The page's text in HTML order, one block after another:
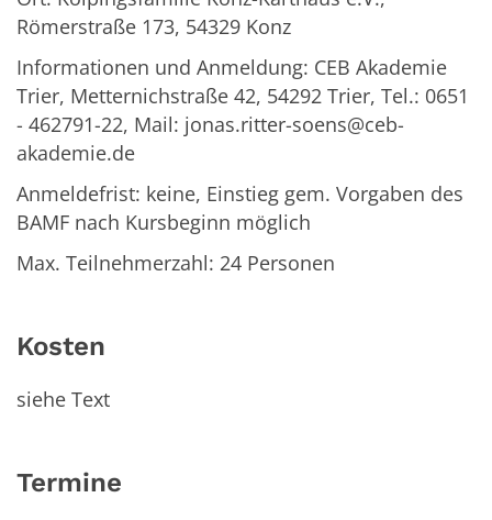
Römerstraße 173, 54329 Konz
Informationen und Anmeldung: CEB Akademie
Trier, Metternichstraße 42, 54292 Trier, Tel.: 0651
- 462791-22, Mail: jonas.ritter-soens@ceb-
akademie.de
Anmeldefrist: keine, Einstieg gem. Vorgaben des
BAMF nach Kursbeginn möglich
Max. Teilnehmerzahl: 24 Personen
Kosten
siehe Text
Termine